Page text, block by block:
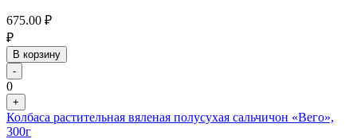
675.00 ₽
₽
В корзину
-
0
+
Колбаса растительная вяленая полусухая сальчичон «Вего»,
300г